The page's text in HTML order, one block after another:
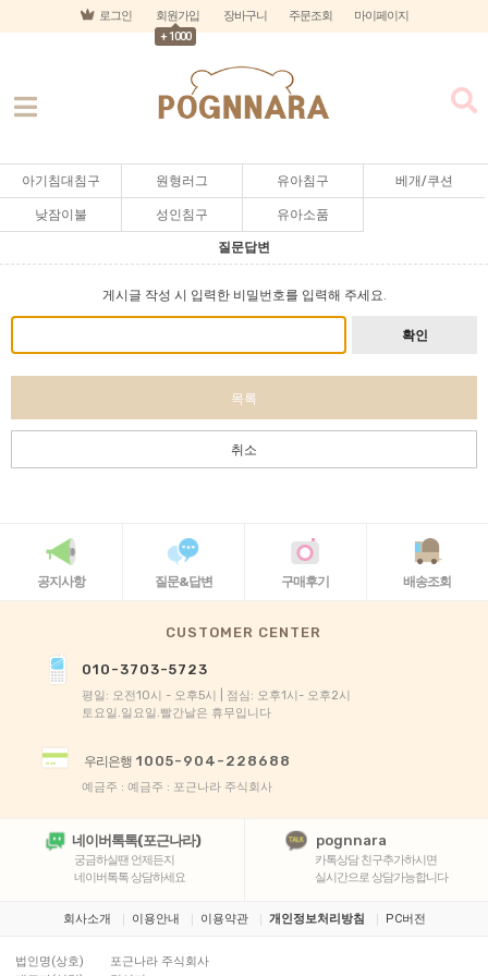
로그인
회원가입
+ 1000
장바구니 주문조회 마이페이지
아기침대침구 원형러그 유아침구 베개/쿠션
낮잠이불 성인침구 유아소품
질문답변
게시글 작성 시 입력한 비밀번호를 입력해 주세요.
확인
목록
취소
공지사항 질문&답변 구매후기 배송조회
CUSTOMER CENTER
010-3703-5723
평일: 오전10시 - 오후5시 | 점심: 오후1시- 오후2시
토요일.일요일.빨간날은 휴무입니다
우리은행1005-904-228688
예금주 : 예금주 : 포근나라 주식회사
네이버톡톡(포근나라)
궁금하실땐 언제든지
네이버톡톡 상담하세요
pognnara
카톡상담 친구추가하시면
실시간으로 상담가능합니다
회사소개 이용안내 이용약관 개인정보처리방침 PC버전
법인명(상호)
포근나라 주식회사